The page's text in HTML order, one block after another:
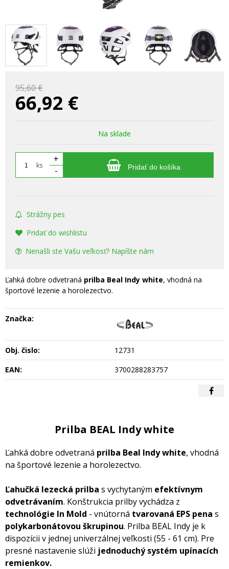
95,60 €
66,92 €
Na sklade
ks
+
-
Pridať do košíka
Strážny pes
Pridať do wishlistu
Nenašli ste Vašu veľkosť? Napíšte nám
Ľahká dobre odvetraná prilba Beal Indy white, vhodná na
športové lezenie a horolezectvo.
Značka:
Obj. čislo:
12731
EAN:
3700288283757
Prilba BEAL Indy white
Ľahká dobre odvetraná prilba Beal Indy white, vhodná
na športové lezenie a horolezectvo.
Ľahučká lezecká prilba s vychytaným efektívnym
odvetrávaním. Konštrukcia prilby vychádza z
technológie In Mold - vnútorná tvarovaná EPS pena s
polykarbonátovou škrupinou. Prilba BEAL Indy je k
dispozícii v jednej univerzálnej veľkosti (55 - 61 cm). Pre
presné nastavenie slúži jednoduchý systém upínacích
remienkov.